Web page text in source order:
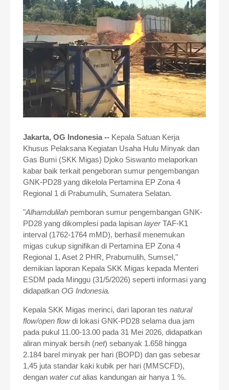
Jakarta, OG Indonesia -- Kepala Satuan Kerja
Khusus Pelaksana Kegiatan Usaha Hulu Minyak dan
Gas Bumi (SKK Migas) Djoko Siswanto melaporkan
kabar baik terkait pengeboran sumur pengembangan
GNK-PD28 yang dikelola Pertamina EP Zona 4
Regional 1 di Prabumulih, Sumatera Selatan.
"Alhamdulilah pemboran sumur pengembangan GNK-
PD28 yang dikomplesi pada lapisan layerTAF-K1
interval (1762-1764 mMD), berhasil menemukan
migas cukup signifikan di Pertamina EP Zona 4
Regional 1, Aset 2 PHR, Prabumulih, Sumsel,"
demikian laporan Kepala SKK Migas kepada Menteri
ESDM pada Minggu (31/5/2026) seperti informasi yang
didapatkan OG Indonesia.
Kepala SKK Migas merinci, dari laporan tes natural
flow/open flowdi lokasi GNK-PD28 selama dua jam
pada pukul 11.00-13.00 pada 31 Mei 2026, didapatkan
aliran minyak bersih (net) sebanyak 1.658 hingga
2.184 barel minyak per hari (BOPD) dan gas sebesar
1,45 juta standar kaki kubik per hari (MMSCFD),
dengan water cutalias kandungan air hanya 1 %.